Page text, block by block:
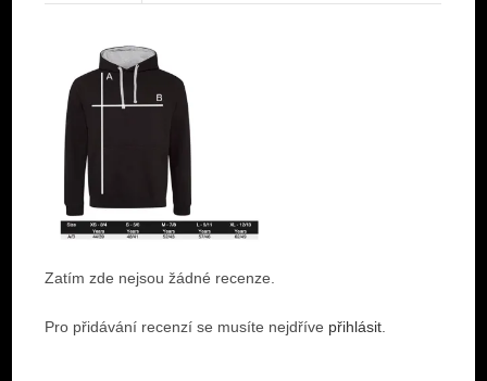
Zatím zde nejsou žádné recenze.
Pro přidávání recenzí se musíte nejdříve přihlásit.